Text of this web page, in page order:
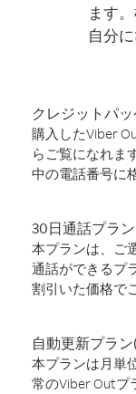
ます
自分
クレジットパ
購入したViber
らご覧になれま
中の電話番号に
30日通話プラン
本プランは、ご
通話ができるプ
割引いた価格で
自動更新プラン
本プランは月単
常のViber Outプ